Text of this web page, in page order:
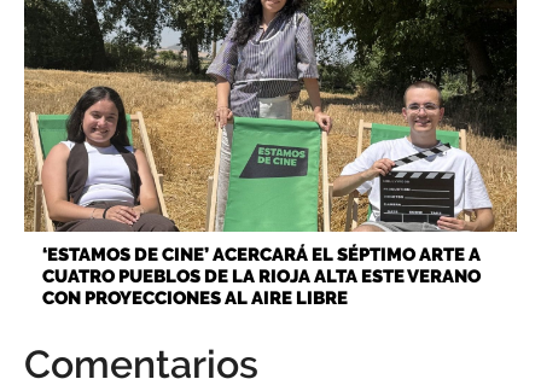
‘ESTAMOS DE CINE’ ACERCARÁ EL SÉPTIMO ARTE A
CUATRO PUEBLOS DE LA RIOJA ALTA ESTE VERANO
CON PROYECCIONES AL AIRE LIBRE
Comentarios